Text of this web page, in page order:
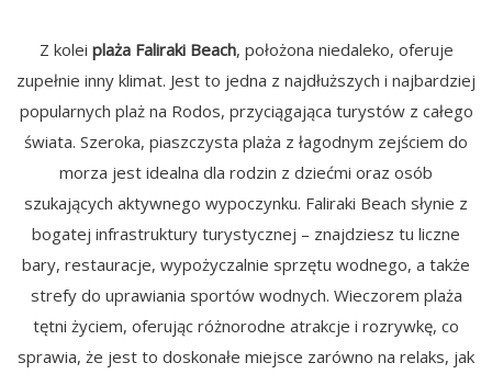
Z kolei plaża Faliraki Beach, położona niedaleko, oferuje
zupełnie inny klimat. Jest to jedna z najdłuższych i najbardziej
popularnych plaż na Rodos, przyciągająca turystów z całego
świata. Szeroka, piaszczysta plaża z łagodnym zejściem do
morza jest idealna dla rodzin z dziećmi oraz osób
szukających aktywnego wypoczynku. Faliraki Beach słynie z
bogatej infrastruktury turystycznej – znajdziesz tu liczne
bary, restauracje, wypożyczalnie sprzętu wodnego, a także
strefy do uprawiania sportów wodnych. Wieczorem plaża
tętni życiem, oferując różnorodne atrakcje i rozrywkę, co
sprawia, że jest to doskonałe miejsce zarówno na relaks, jak